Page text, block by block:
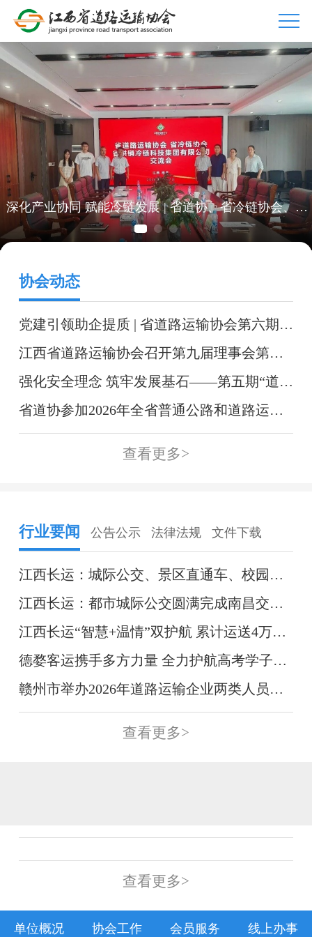
省交通运输厅赴省道路运输协会
深化产业协同 赋能冷链发展 | 省道协、省冷链协会、省供销冷链科技集团座谈交流
省道路运输协会傅友华会长一行赴江西开联数字科技有限公司走访交流省交通运输厅赴省道路运输协会
深化产业协同 赋能冷链发展 | 省道协、省冷链协会、省供销冷链科技集团座谈交流
协会动态
党建引领助企提质 | 省道路运输协会第六期“道路运输大讲堂”云端开讲
江西省道路运输协会召开第九届理事会第三次（线上）会议
强化安全理念 筑牢发展基石——第五期“道路运输大讲堂”（线上）圆满落幕
省道协参加2026年全省普通公路和道路运输工作会议
查看更多>
行业要闻 公告公示 法律法规 文件下载
江西长运：城际公交、景区直通车、校园专线三线齐发 打造都市圈互联互通新格局
江西长运：都市城际公交圆满完成南昌交通学院学生校区转运任务
江西长运“智慧+温情”双护航 累计运送4万余名考生平安赴考
德婺客运携手多方力量 全力护航高考学子顺利赴考
赣州市举办2026年道路运输企业两类人员安全继续教育培训班
查看更多>
查看更多>
单位概况 协会工作 会员服务 线上办事